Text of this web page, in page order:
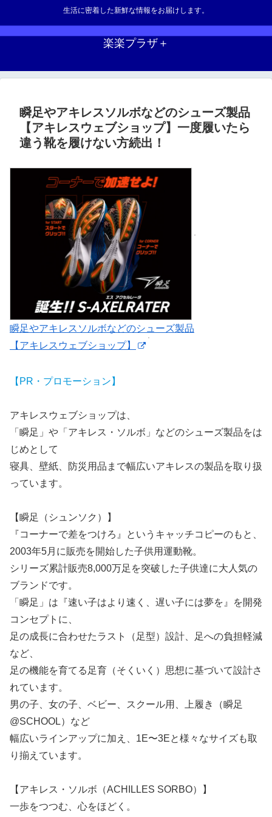
生活に密着した新鮮な情報をお届けします。
楽楽プラザ＋
瞬足やアキレスソルボなどのシューズ製品
【アキレスウェブショップ】一度履いたら
違う靴を履けない方続出！
瞬足やアキレスソルボなどのシューズ製品
【アキレスウェブショップ】
【PR・プロモーション】
アキレスウェブショップは、
「瞬足」や「アキレス・ソルボ」などのシューズ製品をは
じめとして
寝具、壁紙、防災用品まで幅広いアキレスの製品を取り扱
っています。
【瞬足（シュンソク）】
『コーナーで差をつけろ』というキャッチコピーのもと、
2003年5月に販売を開始した子供用運動靴。
シリーズ累計販売8,000万足を突破した子供達に大人気の
ブランドです。
「瞬足」は『速い子はより速く、遅い子には夢を』を開発
コンセプトに、
足の成長に合わせたラスト（足型）設計、足への負担軽減
など、
足の機能を育てる足育（そくいく）思想に基づいて設計さ
れています。
男の子、女の子、ベビー、スクール用、上履き（瞬足
@SCHOOL）など
幅広いラインアップに加え、1E〜3Eと様々なサイズも取
り揃えています。
【アキレス・ソルボ（ACHILLES SORBO）】
一歩をつつむ、心をほどく。